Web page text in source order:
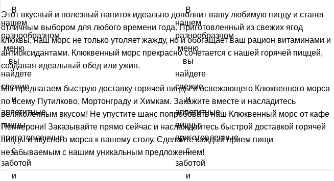
Этот вкусный и полезный напиток идеально дополнит вашу любимую пиццу и станет
отличным выбором для любого времени года. Приготовленный из свежих ягод
клюквы, наш морс не только утоляет жажду, но и обогащает ваш рацион витаминами и
антиоксидантами. Клюквенный морс прекрасно сочетается с нашей горячей пиццей,
создавая идеальный обед или ужин.
Мы предлагаем быструю доставку горячей пиццы и освежающего Клюквенного морса
по всему Путилково, Мортонграду и Химкам. Закажите вместе и насладитесь
великолепным вкусом! Не упустите шанс попробовать наш Клюквенный морс от кафе
Пепперони! Заказывайте прямо сейчас и наслаждайтесь быстрой доставкой горячей
пиццы и вкусного морса к вашему столу. Сделайте каждый прием пищи
незабываемым с нашим уникальным предложением!